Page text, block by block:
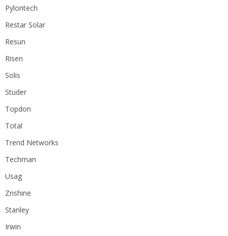
Pylontech
Restar Solar
Resun
Risen
Solis
Studer
Topdon
Total
Trend Networks
Techman
Usag
Znshine
Stanley
Irwin